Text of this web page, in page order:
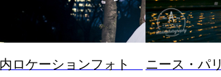
ニース・パリ・フィレンツェ・ロケー